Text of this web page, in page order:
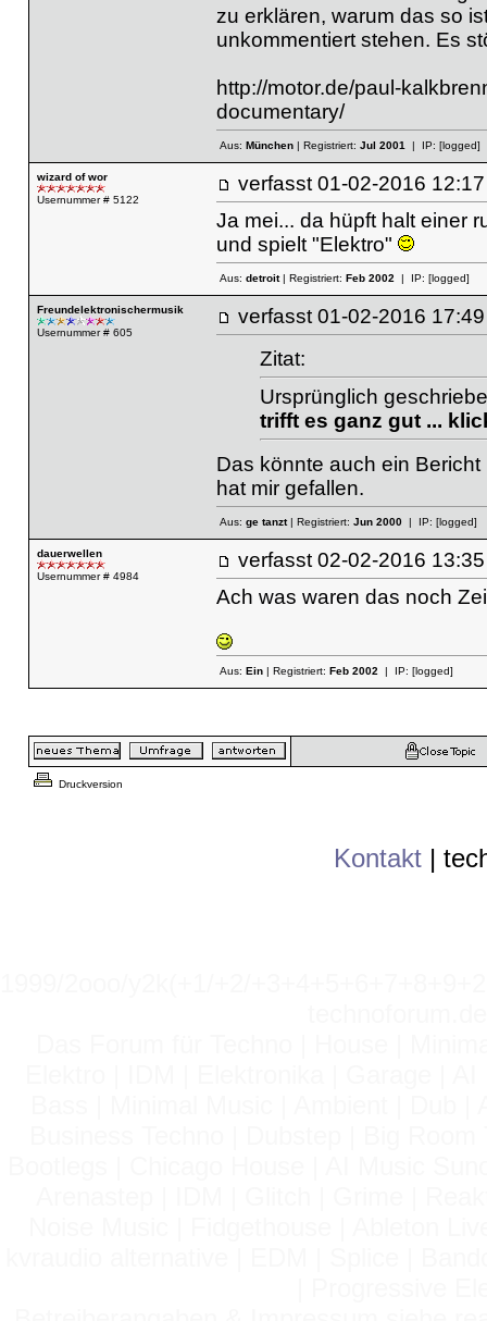
zu erklären, warum das so
unkommentiert stehen. Es
http://motor.de/paul-
documentary/
Aus: München| Registriert: Jul 2001| IP: [logged]
wizard of wor
Usernummer # 5122
verfasst 01-02-2016
Ja mei... da hüpft halt einer
und spielt "Elektro"
Aus: detroit| Registriert: Feb 2002| IP: [logged]
Freundelektronischermusik
Usernummer # 605
verfasst 01-02-2016
Zitat:
Ursprünglich
trifft es ganz gut ...
Das könnte auch ein
hat mir gefallen.
Aus: ge tanzt| Registriert: Jun 2000| IP: [logged]
dauerwellen
Usernummer # 4984
verfasst 02-02-2016
Ach was waren das noch
Aus: Ein| Registriert: Feb 2002| IP: [logged]
Druckversion
Kontakt |